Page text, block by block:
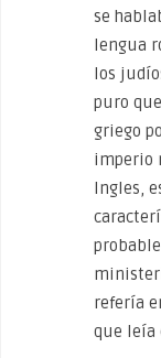
se
lengua
los
puro
griego
imperio
Ingles,
refería
que leía